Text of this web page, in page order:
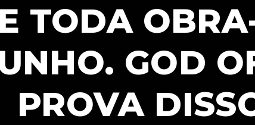
TODA
GOD
PROVA